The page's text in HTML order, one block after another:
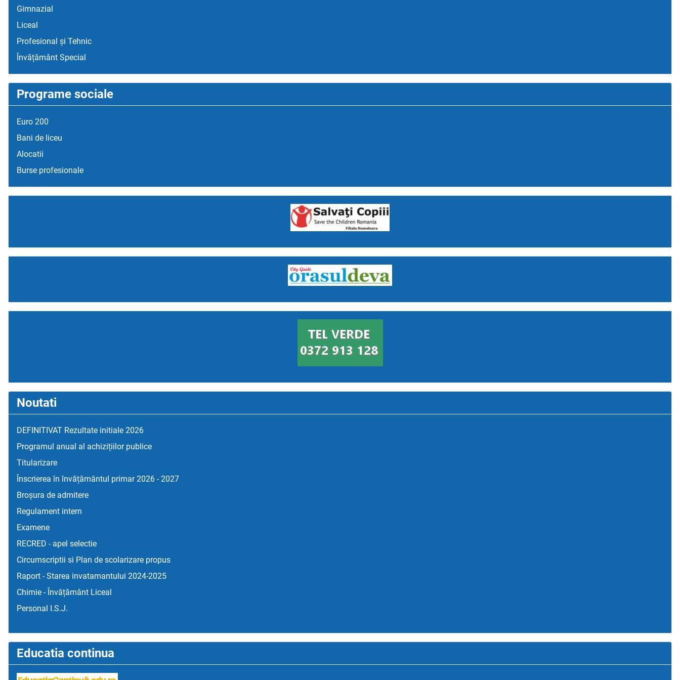
Gimnazial
Liceal
Profesional și Tehnic
Învățământ Special
Programe sociale
Euro 200
Bani de liceu
Alocatii
Burse profesionale
Noutati
DEFINITIVAT Rezultate initiale 2026
Programul anual al achizițiilor publice
Titularizare
Înscrierea în învățământul primar 2026 - 2027
Broșura de admitere
Regulament intern
Examene
RECRED - apel selectie
Circumscriptii si Plan de scolarizare propus
Raport - Starea invatamantului 2024-2025
Chimie - Învățământ Liceal
Personal I.S.J.
Educatia continua